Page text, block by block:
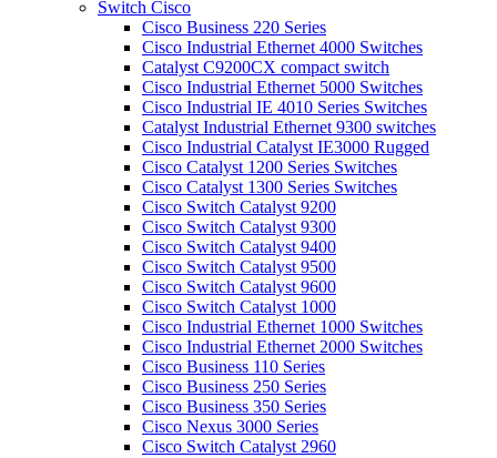
Switch Cisco
Cisco Business 220 Series
Cisco Industrial Ethernet 4000 Switches
Catalyst C9200CX compact switch
Cisco Industrial Ethernet 5000 Switches
Cisco Industrial IE 4010 Series Switches
Catalyst Industrial Ethernet 9300 switches
Cisco Industrial Catalyst IE3000 Rugged
Cisco Catalyst 1200 Series Switches
Cisco Catalyst 1300 Series Switches
Cisco Switch Catalyst 9200
Cisco Switch Catalyst 9300
Cisco Switch Catalyst 9400
Cisco Switch Catalyst 9500
Cisco Switch Catalyst 9600
Cisco Switch Catalyst 1000
Cisco Industrial Ethernet 1000 Switches
Cisco Industrial Ethernet 2000 Switches
Cisco Business 110 Series
Cisco Business 250 Series
Cisco Business 350 Series
Cisco Nexus 3000 Series
Cisco Switch Catalyst 2960